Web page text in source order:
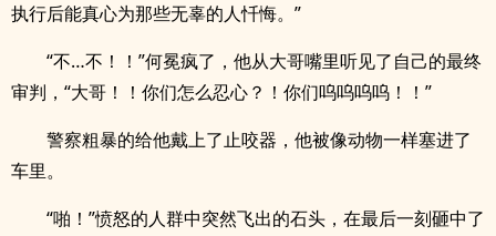
执行后能真心为那些无辜的人忏悔。”
“不…不！！”何冕疯了，他从大哥嘴里听见了自己的最终
审判，“大哥！！你们怎么忍心？！你们呜呜呜呜！！”
警察粗暴的给他戴上了止咬器，他被像动物一样塞进了
车里。
“啪！”愤怒的人群中突然飞出的石头，在最后一刻砸中了